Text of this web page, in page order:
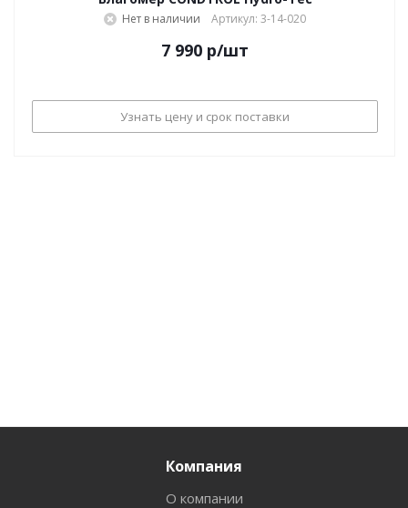
Нет в наличии Артикул: 3-14-020
7 990 р/шт
Узнать цену и срок поставки
Компания
О компании